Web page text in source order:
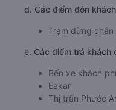
d. Các điểm đón
Trạm dừng chân
e. Các điểm trả khách
Bến xe khách
Eakar
Thị trấn Phước